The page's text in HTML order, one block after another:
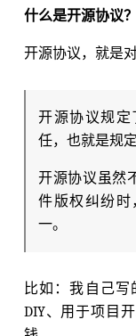
什么是开源协议
开源协议，就是
开源协议规定
任，也就是规
开源协议虽然
件版权纠纷时
一。
比如：我自己
DIY、用于项目